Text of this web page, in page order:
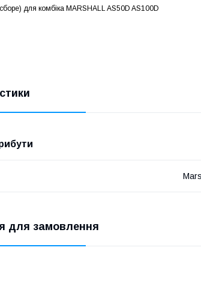
для комбіка MARSHALL AS50D AS100D
для замовлення